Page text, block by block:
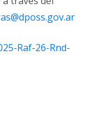
Raf-26-Rnd-